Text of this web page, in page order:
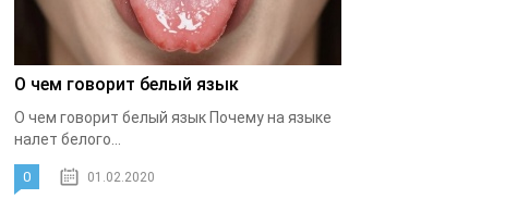
О чем говорит белый язык
О чем говорит белый язык Почему на языке
налет белого...
0 01.02.2020